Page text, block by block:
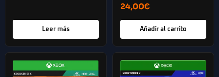
Leer más
24,00€
Añadir al carrito